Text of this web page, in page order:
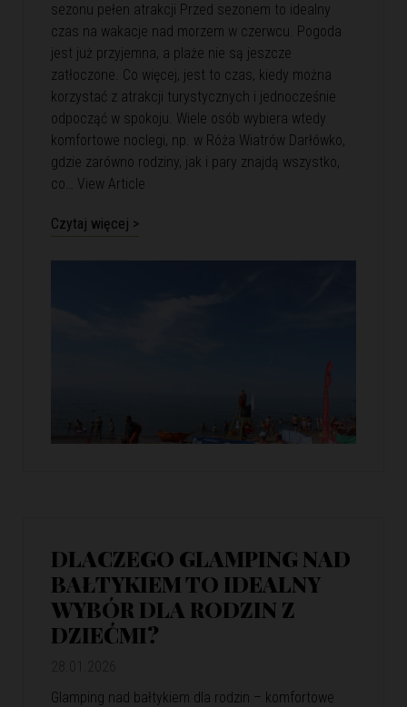
sezonu pełen atrakcji Przed sezonem to idealny
czas na wakacje nad morzem w czerwcu. Pogoda
jest już przyjemna, a plaże nie są jeszcze
zatłoczone. Co więcej, jest to czas, kiedy można
korzystać z atrakcji turystycznych i jednocześnie
odpocząć w spokoju. Wiele osób wybiera wtedy
komfortowe noclegi, np. w Róża Wiatrów Darłówko,
gdzie zarówno rodziny, jak i pary znajdą wszystko,
co… View Article
Czytaj więcej >
DLACZEGO GLAMPING NAD
BAŁTYKIEM TO IDEALNY
WYBÓR DLA RODZIN Z
DZIEĆMI?
Glamping nad bałtykiem dla rodzin – komfortowe